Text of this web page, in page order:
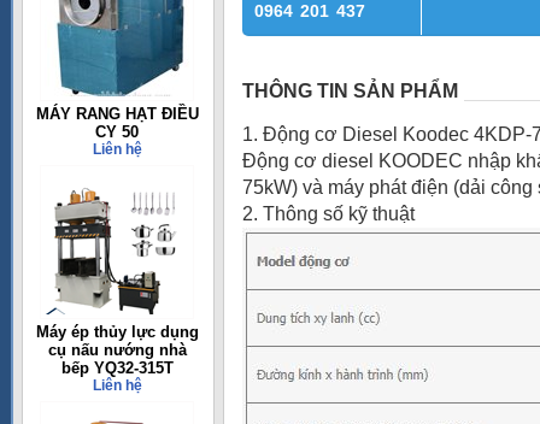
MÁY RANG HẠT ĐIỀU
CY 50
Liên hệ
Máy ép thủy lực dụng
cụ nấu nướng nhà
bếp YQ32-315T
Liên hệ
0964 201 437
THÔNG TIN SẢN PHẨM
1. Động cơ Diesel Koodec 4KDP-
Động cơ diesel KOODEC nhập
75kW) và máy phát điện (dải
2. Thông số kỹ thuật